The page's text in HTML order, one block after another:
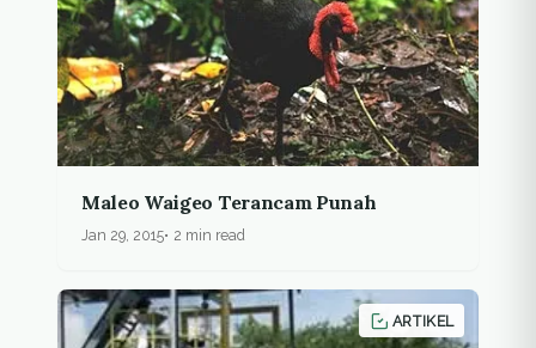
Maleo Waigeo Terancam Punah
Jan 29, 2015 2 min read
ARTIKEL